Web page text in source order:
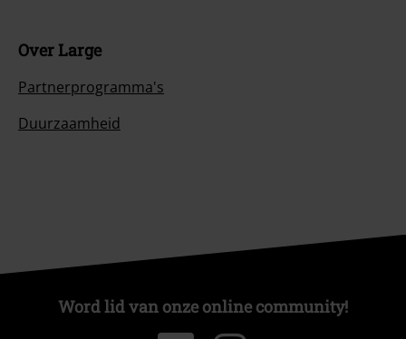
Over Large
Partnerprogramma's
Duurzaamheid
Word lid van onze online community!